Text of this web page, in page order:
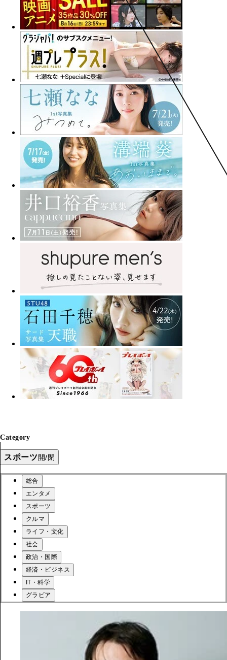
Category
スポーツ開/閉
総合
エンタメ
スポーツ
クルマ
ライフ・文化
社会
政治・国際
経済・ビジネス
IT・科学
グラビア